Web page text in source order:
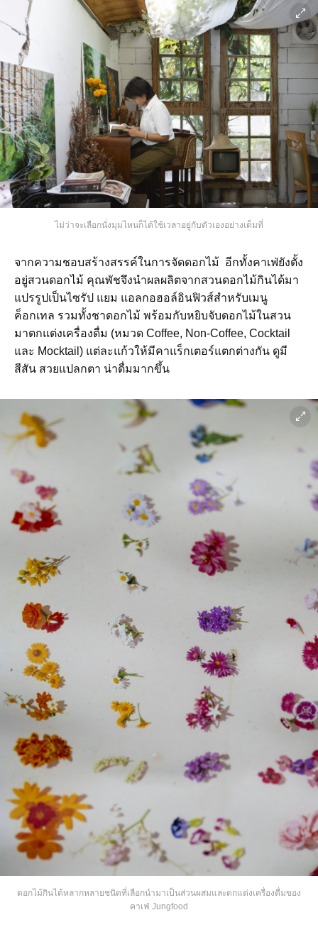
ไม่ว่าจะเลือกนั่งมุมไหนก็ได้ใช้เวลาอยู่กับตัวเองอย่างเต็มที่
จากความชอบสร้างสรรค์ในการจัดดอกไม้ อีกทั้งคาเฟ่ยังตั้ง
อยู่สวนดอกไม้ คุณพัชจึงนำผลผลิตจากสวนดอกไม้กินได้มา
แปรรูปเป็นไซรัป แยม แอลกอฮอล์อินฟิวส์สำหรับเมนู
ค็อกเทล รวมทั้งชาดอกไม้ พร้อมกับหยิบจับดอกไม้ในสวน
มาตกแต่งเครื่องดื่ม (หมวด Coffee, Non-Coffee, Cocktail
และ Mocktail) แต่ละแก้วให้มีคาแร็กเตอร์แตกต่างกัน ดูมี
สีสัน สวยแปลกตา น่าดื่มมากขึ้น
ดอกไม้กินได้หลากหลายชนิดที่เลือกนำมาเป็นส่วนผสมและตกแต่งเครื่องดื่มของ
คาเฟ่ Jungfood